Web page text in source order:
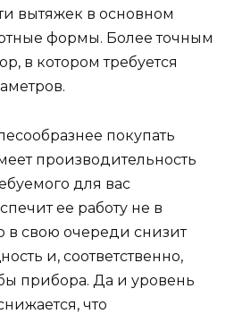
вытяжек в основном
формы. Более точным
в котором требуется
покупать
производительность
для вас
ее работу не в
в свою очереди снизит
и, соответственно,
прибора. Да и уровень
что